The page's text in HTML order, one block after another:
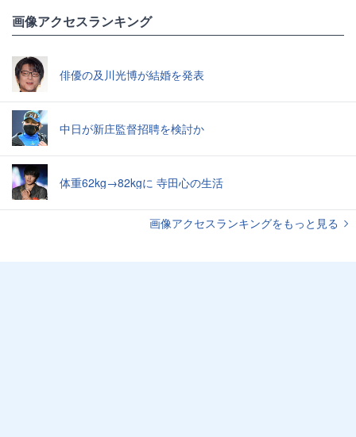
画像アクセスランキング
俳優の及川光博が結婚を発表
中日が新庄監督招聘を検討か
体重62kg→82kgに 寺田心の生活
画像アクセスランキングをもっと見る